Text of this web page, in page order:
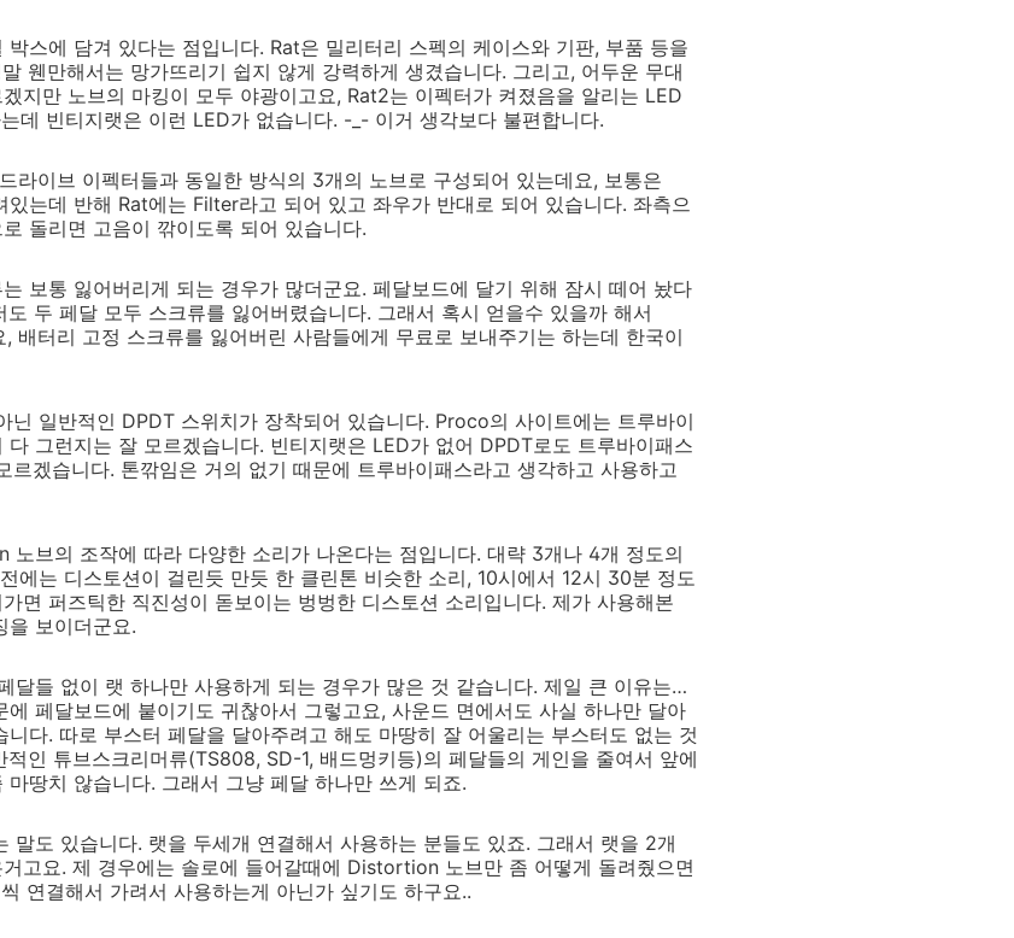
스에 담겨 있다는 점입니다. Rat은 밀리터리 스펙의 케이스와 기판, 부품 등을
웬만해서는 망가뜨리기 쉽지 않게 강력하게 생겼습니다. 그리고, 어두운 무대
지만 노브의 마킹이 모두 야광이고요, Rat2는 이펙터가 켜졌음을 알리는 LED
데 빈티지랫은 이런 LED가 없습니다. -_- 이거 생각보다 불편합니다.
라이브 이펙터들과 동일한 방식의 3개의 노브로 구성되어 있는데요, 보통은
는데 반해 Rat에는 Filter라고 되어 있고 좌우가 반대로 되어 있습니다. 좌측으
돌리면 고음이 깎이도록 되어 있습니다.
보통 잃어버리게 되는 경우가 많더군요. 페달보드에 달기 위해 잠시 떼어 놨다
두 페달 모두 스크류를 잃어버렸습니다. 그래서 혹시 얻을수 있을까 해서
배터리 고정 스크류를 잃어버린 사람들에게 무료로 보내주기는 하는데 한국이
일반적인 DPDT 스위치가 장착되어 있습니다. Proco의 사이트에는 트루바이
그런지는 잘 모르겠습니다. 빈티지랫은 LED가 없어 DPDT로도 트루바이패스
르겠습니다. 톤깎임은 거의 없기 때문에 트루바이패스라고 생각하고 사용하고
브의 조작에 따라 다양한 소리가 나온다는 점입니다. 대략 3개나 4개 정도의
에는 디스토션이 걸린듯 만듯 한 클린톤 비슷한 소리, 10시에서 12시 30분 정도
면 퍼즈틱한 직진성이 돋보이는 벙벙한 디스토션 소리입니다. 제가 사용해본
을 보이더군요.
달들 없이 랫 하나만 사용하게 되는 경우가 많은 것 같습니다. 제일 큰 이유는…
페달보드에 붙이기도 귀찮아서 그렇고요, 사운드 면에서도 사실 하나만 달아
다. 따로 부스터 페달을 달아주려고 해도 마땅히 잘 어울리는 부스터도 없는 것
인 튜브스크리머류(TS808, SD-1, 배드멍키등)의 페달들의 게인을 줄여서 앞에
땅치 않습니다. 그래서 그냥 페달 하나만 쓰게 되죠.
말도 있습니다. 랫을 두세개 연결해서 사용하는 분들도 있죠. 그래서 랫을 2개
고요. 제 경우에는 솔로에 들어갈때에 Distortion 노브만 좀 어떻게 돌려줬으면
연결해서 가려서 사용하는게 아닌가 싶기도 하구요..